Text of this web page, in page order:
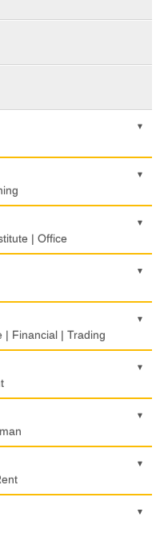
| Office
| Financial | Trading